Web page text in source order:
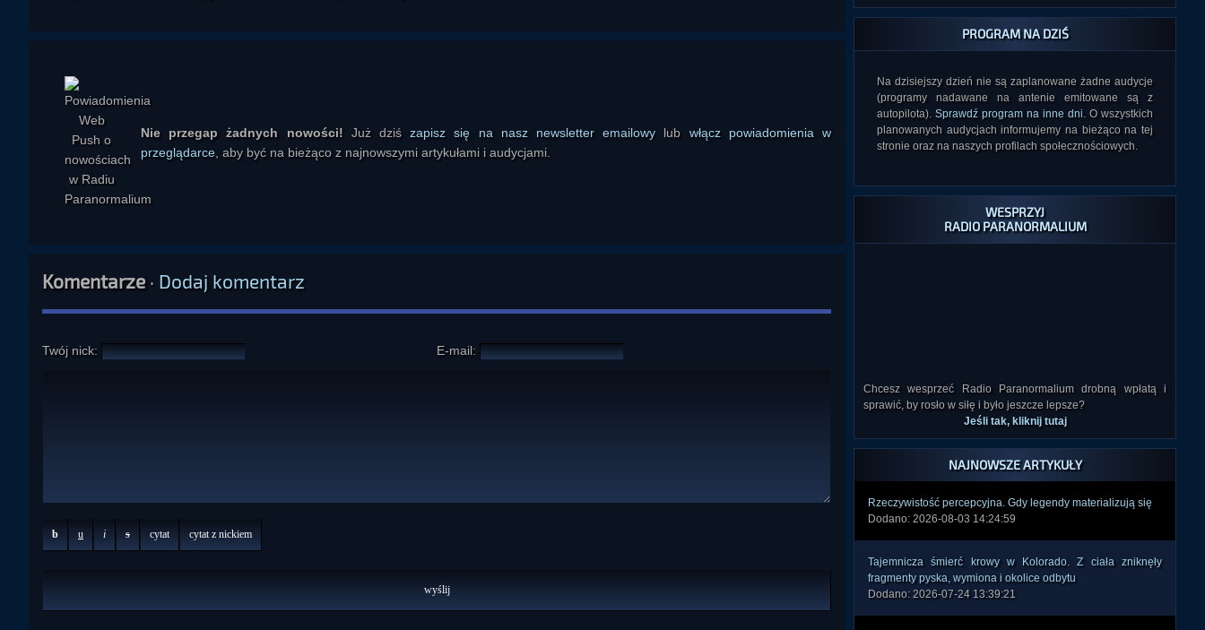
Nie przegap żadnych nowości! Już dziśzapisz się na nasz newsletter emailowy lub włącz powiadomienia w
przeglądarce , aby być na bieżąco z najnowszymi artykułami i audycjami.
Komentarze· Dodaj komentarz
Twój nick: E-mail:
b u i s cytat cytat z nickiem
PROGRAM NA DZIŚ
Na dzisiejszy dzień nie są zaplanowane żadne audycje
(programy nadawane na antenie emitowane są z
autopilota). Sprawdź program na inne dni. O wszystkich
planowanych audycjach informujemy na bieżąco na tej
stronie oraz na naszych profilach społecznościowych.
WESPRZYJ
RADIO PARANORMALIUM
Chcesz wesprzeć Radio Paranormalium drobną wpłatą i
sprawić, by rosło w siłę i było jeszcze lepsze?
Jeśli tak, kliknij tutaj
NAJNOWSZE ARTYKUŁY
Rzeczywistość percepcyjna. Gdy legendy materializują się
Dodano: 2026-08-03 14:24:59
Tajemnicza śmierć krowy w Kolorado. Z ciała zniknęły
fragmenty pyska, wymiona i okolice odbytu
Dodano: 2026-07-24 13:39:21